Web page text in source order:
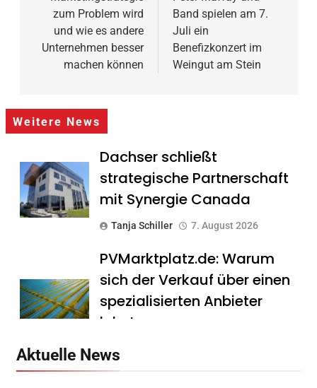
zum Problem wird
und wie es andere
Unternehmen besser
machen können
Band spielen am 7.
Juli ein
Benefizkonzert im
Weingut am Stein
Weitere News
Dachser schließt
strategische Partnerschaft
mit Synergie Canada
Tanja Schiller 7. August 2026
PVMarktplatz.de: Warum
sich der Verkauf über einen
spezialisierten Anbieter
lohnt
Aktuelle News